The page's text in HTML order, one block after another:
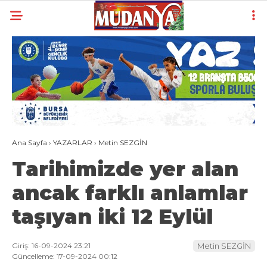
21.5°
BURSA
YAZARLAR
YEREL
GÜNDEM (İGFA)
SİYASET
ÖZEL HABER
EKONOMİ
AKTÜEL
Ana Sayfa › YAZARLAR › Metin SEZGİN
Tarihimizde yer alan
ancak farklı anlamlar
taşıyan iki 12 Eylül
Giriş: 16-09-2024 23:21
Güncelleme: 17-09-2024 00:12
Metin SEZGİN